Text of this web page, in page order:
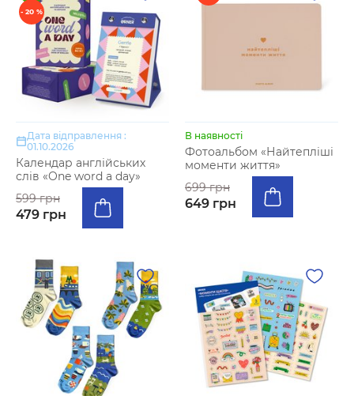
- 20 %
Дата відправлення :
01.10.2026
Календар англійських
слів «One word a day»
599 грн
479 грн
В наявності
Фотоальбом «Найтепліші
моменти життя»
699 грн
649 грн